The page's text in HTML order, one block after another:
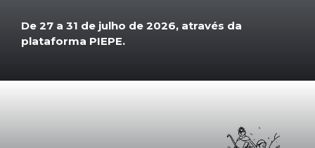
De 27 a 31 de julho de 2026, através da
plataforma PIEPE.